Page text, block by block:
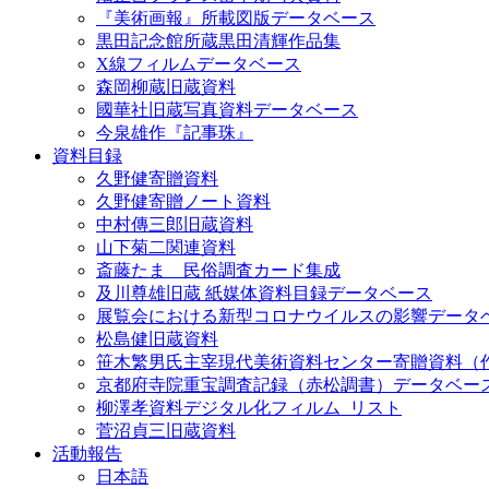
『美術画報』所載図版データベース
黒田記念館所蔵黒田清輝作品集
X線フィルムデータベース
森岡柳蔵旧蔵資料
國華社旧蔵写真資料データベース
今泉雄作『記事珠』
資料目録
久野健寄贈資料
久野健寄贈ノート資料
中村傳三郎旧蔵資料
山下菊二関連資料
斎藤たま 民俗調査カード集成
及川尊雄旧蔵 紙媒体資料目録データベース
展覧会における新型コロナウイルスの影響データ
松島健旧蔵資料
笹木繁男氏主宰現代美術資料センター寄贈資料（
京都府寺院重宝調査記録（赤松調書）データベー
柳澤孝資料デジタル化フィルム_リスト
菅沼貞三旧蔵資料
活動報告
日本語